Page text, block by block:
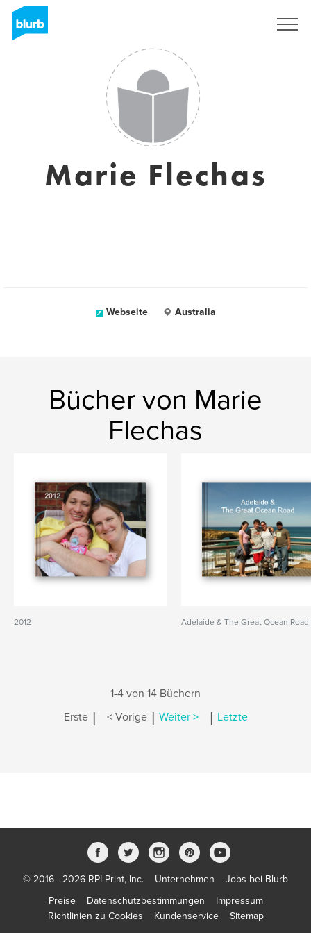
Marie Flechas
Webseite Australia
Bücher von Marie
Flechas
2012 Adelaide & The Great Ocean Road
1-4 von 14 Büchern
Erste | < Vorige | Weiter > | Letzte
© 2016 - 2026 RPI Print, Inc. Unternehmen
Jobs bei Blurb
Preise
Datenschutzbestimmungen
Impressum
Richtlinien zu Cookies
Kundenservice Sitemap